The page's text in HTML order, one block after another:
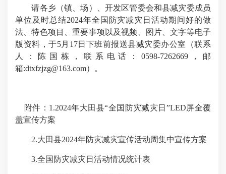
请各乡（镇、场）、开发区管委会和县减灾委成员
单位及时总结2024年全国防灾减灾日活动期间好的做
法、特色项目、重要事项以及视频、图片、文字等电子
版资料，于5月17日下班前报送县减灾委办公室（联系
人：陈国栋，联系电话：0598-7262669，邮
箱:dtxfzjzg@163.com）。
附件：1.2024年大田县“全国防灾减灾日”LED屏全覆
盖宣传方案
2.大田县2024年防灾减灾宣传活动周集中宣传方案
3.全国防灾减灾日活动情况统计表